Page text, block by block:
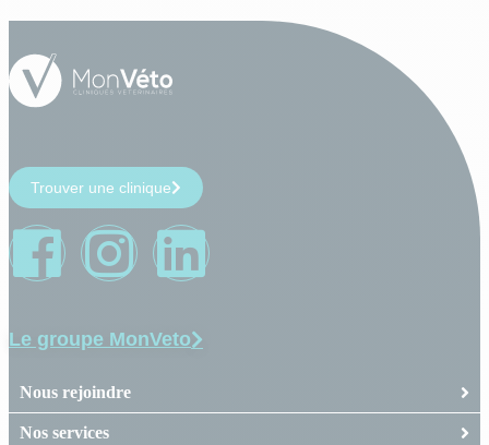
Trouver une clinique
Le groupe MonVeto
Nous rejoindre
Nos services